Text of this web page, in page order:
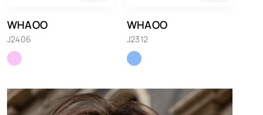
WHAOO
J2406
WHAOO
J2312